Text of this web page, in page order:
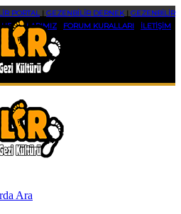
PORTAL| GEZENBİLİR DERNEK| GEZENBİLİR
FORUM KURALLARI İLETİŞİM
Ara